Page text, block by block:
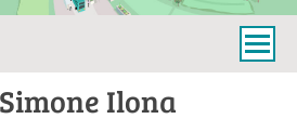
Ilona